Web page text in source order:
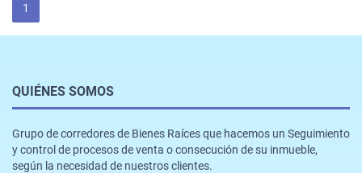
1
QUIÉNES SOMOS
Grupo de corredores de Bienes Raíces que hacemos un Seguimiento
y control de procesos de venta o consecución de su inmueble,
según la necesidad de nuestros clientes.